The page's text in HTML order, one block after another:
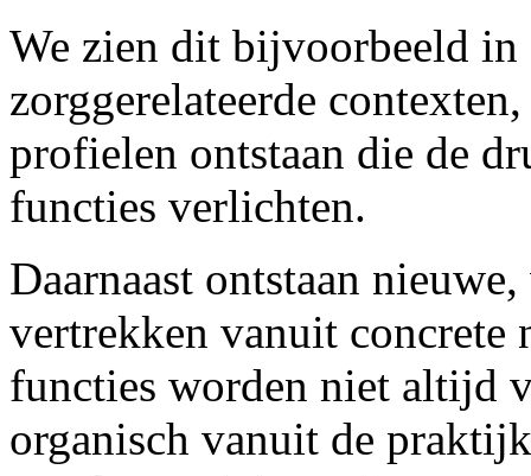
We zien dit bijvoorbeeld in
zorggerelateerde
profielen ontstaan die de
functies verlichten.
Daarnaast ontstaan
vertrekken vanuit concrete
functies worden niet altijd
organisch vanuit de